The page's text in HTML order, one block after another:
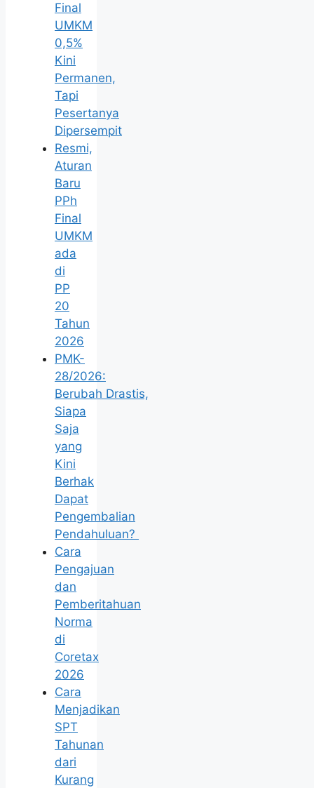
Final
UMKM
0,5%
Kini
Permanen,
Tapi
Pesertanya
Dipersempit
Resmi,
Aturan
Baru
PPh
Final
UMKM
ada
di
PP
20
Tahun
2026
PMK-
28/2026:
Berubah Drastis,
Siapa
Saja
yang
Kini
Berhak
Dapat
Pengembalian
Pendahuluan?
Cara
Pengajuan
dan
Pemberitahuan
Norma
di
Coretax
2026
Cara
Menjadikan
SPT
Tahunan
dari
Kurang